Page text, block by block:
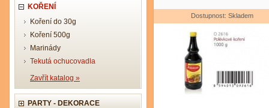
KOŘENÍ
Koření do 30g
Koření 500g
Marinády
Tekutá ochucovadla
Zavřít katalog »
PARTY - DEKORACE
Dostupnost: Skladem